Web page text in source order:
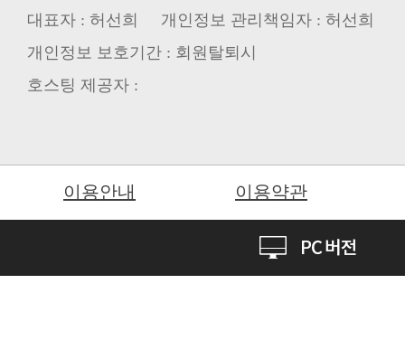
대표자 : 허선희 개인정보 관리책임자 : 허선희
개인정보 보호기간 : 회원탈퇴시
호스팅 제공자 :
이용안내 이용약관